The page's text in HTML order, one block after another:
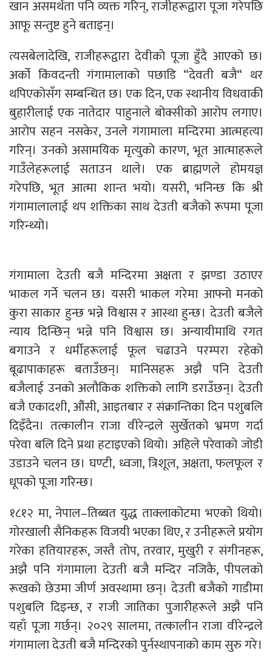
खान असमर्थता पनि व्यक्त गरिन्, राजीहरूद्वारा पूजा गरेपछि
आफू सन्तुष्ट हुने बताइन्।
त्यसबेलादेखि, राजीहरूद्वारा देवीको पूजा हुँदै आएको छ।
अर्को किंवदन्ती गंगामालाको पछाडि “देवती बजै“ थर
थपिएकोसँग सम्बन्धित छ। एक दिन, एक स्थानीय विधवाकी
बुहारीलाई एक नातेदार पाहुनाले बोक्सीको आरोप लगाए।
आरोप सहन नसकेर, उनले गंगामाला मन्दिरमा आत्महत्या
गरिन्। उनको असामयिक मृत्युको कारण, भूत आत्माहरूले
गाउँलेहरूलाई सताउन थाले। एक ब्राह्मणले होमयज्ञ
गरेपछि, भूत आत्मा शान्त भयो। यसरी, भनिन्छ कि श्री
गंगामालालाई थप शक्तिका साथ देउती बजैको रूपमा पूजा
गरिन्थ्यो।
गंगामाला देउती बजै मन्दिरमा अक्षता र झण्डा उठाएर
भाकल गर्ने चलन छ। यसरी भाकल गरेमा आफ्नो मनको
कुरा साकार हुन्छ भन्ने विश्वास र आस्था हुन्छ। देउती बजैले
न्याय दिन्छिन् भन्ने पनि विश्वास छ। अन्यायीमाथि रगत
बगाउने र धर्मीहरूलाई फूल चढाउने परम्परा रहेको
बूढापाकाहरू बताउँछन्। मानिसहरू अझै पनि देउती
बजैलाई उनको अलौकिक शक्तिको लागि डराउँछन्। देउती
बजै एकादशी, औंसी, आइतबार र संक्रान्तिका दिन पशुबलि
दिइँदैन। तत्कालीन राजा वीरेन्द्रले सुर्खेतको भ्रमण गर्दा
परेवा बलि दिने प्रथा हटाइएको थियो। अहिले परेवाको जोडी
उडाउने चलन छ। घण्टी, ध्वजा, त्रिशूल, अक्षता, फलफूल र
धूपको पूजा गरिन्छ।
१८१२ मा, नेपाल–तिब्बत युद्ध ताक्लाकोटमा भएको थियो।
गोरखाली सैनिकहरू विजयी भएका थिए, र उनीहरूले प्रयोग
गरेका हतियारहरू, जस्तै तोप, तरवार, मुखुरी र संगीनहरू,
अझै पनि गंगामाला देउती बजै मन्दिर नजिकै, पीपलको
रूखको छेउमा जीर्ण अवस्थामा छन्। देउती बजैको गाडीमा
पशुबलि दिइन्छ, र राजी जातिका पुजारीहरूले अझै पनि
यहाँ पूजा गर्छन्। २०२९ सालमा, तत्कालीन राजा वीरेन्द्रले
गंगामाला देउती बजै मन्दिरको पुर्नस्थापनाको काम सुरु गरे।